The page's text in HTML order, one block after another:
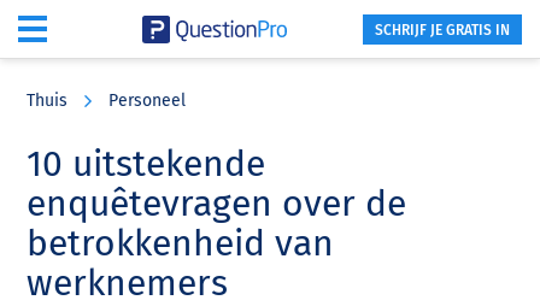
content
sidebar
SCHRIJF JE GRATIS IN
Thuis Personeel
10 uitstekende
enquêtevragen over de
betrokkenheid van
werknemers